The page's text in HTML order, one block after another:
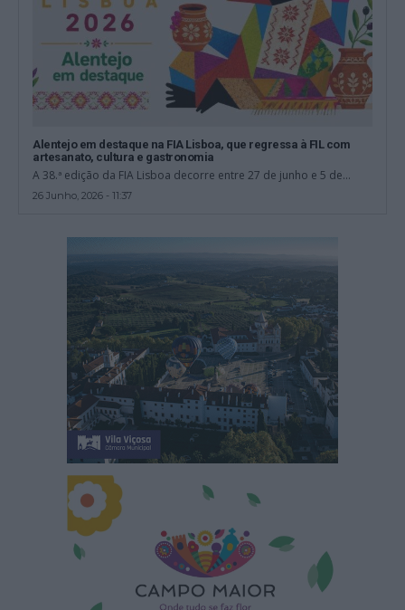
Alentejo em destaque na FIA Lisboa, que regressa à FIL com
artesanato, cultura e gastronomia
A 38.ª edição da FIA Lisboa decorre entre 27 de junho e 5 de...
26 Junho, 2026 - 11:37